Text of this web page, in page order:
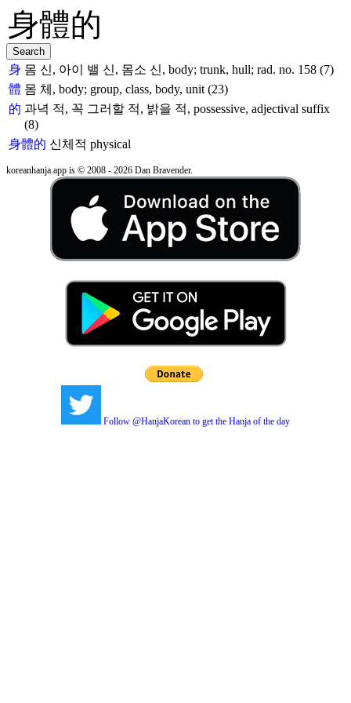
身 몸 신, 아이 밸 신, 몸소 신, body; trunk, hull; rad. no. 158 (7)
體 몸 체, body; group, class, body, unit (23)
的 과녁 적, 꼭 그러할 적, 밝을 적, possessive, adjectival suffix
(8)
身體的 신체적 physical
koreanhanja.app is © 2008 - 2026 Dan Bravender.
Follow @HanjaKorean to get the Hanja of the day